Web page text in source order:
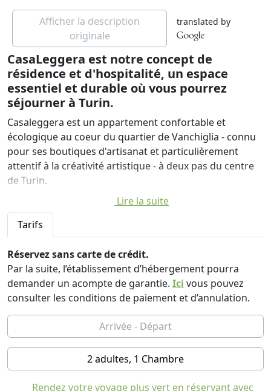
Afficher la description
originale
translated by
CasaLeggera est notre concept de
résidence et d'hospitalité, un espace
essentiel et durable où vous pourrez
séjourner à Turin.
Casaleggera est un appartement confortable et
écologique au coeur du quartier de Vanchiglia - connu
pour ses boutiques d'artisanat et particulièrement
attentif à la créativité artistique - à deux pas du centre
de Turin.
L'appartement se compose d'un salon avec deux lits,
d'une cuisine équipée, d'une chambre double
lumineuse, de deux salles de bains et d'une terrasse
luxuriante pour ne pas perdre le contact avec la nature.
Sur la terrasse, vous pourrez vous détendre à l'ombre
d'un belvédère ou vous servir des herbes aromatiques
et des légumes du jardin vertical.
Le quartier est bien desservi par les transports en
commun (tram 15, bus 55, ligne STAR), par le
covoiturage à Turin et à proximité d'une station tobike.
Casaleggera est parfait pour accueillir des particuliers,
des couples, des petites familles, pour des séjours
Lire la suite
Tarifs
Réservez sans carte de crédit.
Par la suite, l’établissement d’hébergement pourra
demander un acompte de garantie. Ici vous pouvez
consulter les conditions de paiement et d’annulation.
2 adultes, 1 Chambre
Rendez votre voyage plus vert en réservant avec